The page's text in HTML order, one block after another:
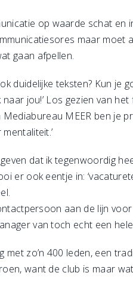
op waarde schat
maar
gaan afpellen.
duidelijke teksten? Kun je
jou!’ Los gezien van
MEER ben je
dat ik tegenwoordig
er ook eentje in:
aan de lijn
van toch echt een
met zo’n 400 leden, een
want de club is maar